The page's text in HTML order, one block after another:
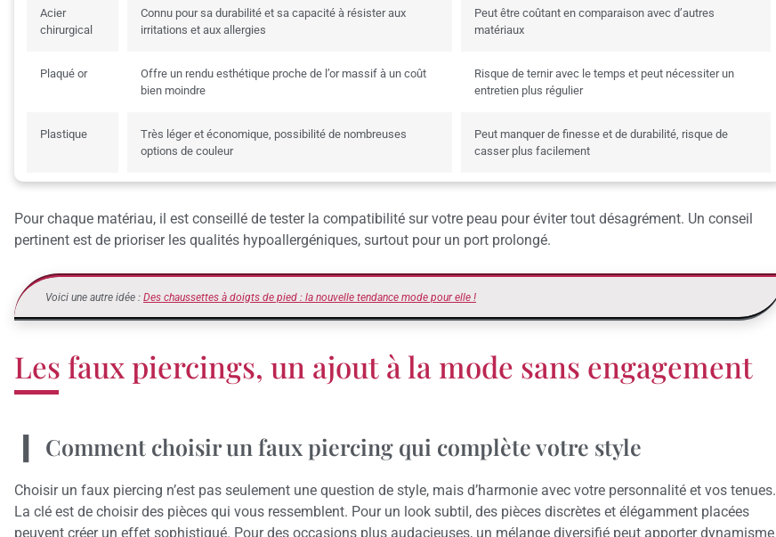
Acier
chirurgical
Connu pour sa durabilité et sa capacité à résister aux
irritations et aux allergies
Peut être coûtant en comparaison avec d’autres
matériaux
Plaqué or
Offre un rendu esthétique proche de l’or massif à un coût
bien moindre
Risque de ternir avec le temps et peut nécessiter un
entretien plus régulier
Plastique
Très léger et économique, possibilité de nombreuses
options de couleur
Peut manquer de finesse et de durabilité, risque de
casser plus facilement
Pour chaque matériau, il est conseillé de tester la compatibilité sur votre peau pour éviter tout désagrément. Un conseil
pertinent est de prioriser les qualités hypoallergéniques, surtout pour un port prolongé.
Voici une autre idée : Des chaussettes à doigts de pied : la nouvelle tendance mode pour elle !
Les faux piercings, un ajout à la mode sans engagement
Comment choisir un faux piercing qui complète votre style
Choisir un faux piercing n’est pas seulement une question de style, mais d’harmonie avec votre personnalité et vos tenues.
La clé est de choisir des pièces qui vous ressemblent. Pour un look subtil, des pièces discrètes et élégamment placées
peuvent créer un effet sophistiqué. Pour des occasions plus audacieuses, un mélange diversifié peut apporter dynamisme